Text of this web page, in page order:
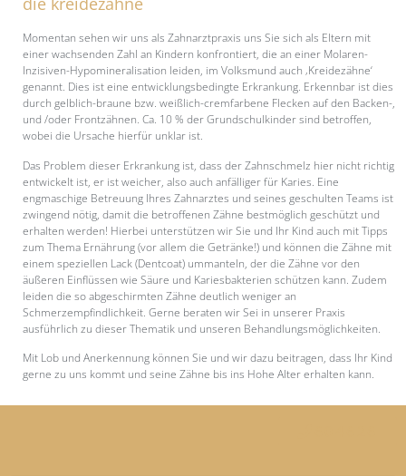
Momentan sehen wir uns als Zahnarztpraxis uns Sie sich als Eltern mit
einer wachsenden Zahl an Kindern konfrontiert, die an einer Molaren-
Inzisiven-Hypomineralisation leiden, im Volksmund auch ‚Kreidezähne‘
genannt. Dies ist eine entwicklungsbedingte Erkrankung. Erkennbar ist dies
durch gelblich-braune bzw. weißlich-cremfarbene Flecken auf den Backen-,
und /oder Frontzähnen. Ca. 10 % der Grundschulkinder sind betroffen,
wobei die Ursache hierfür unklar ist.
Das Problem dieser Erkrankung ist, dass der Zahnschmelz hier nicht richtig
entwickelt ist, er ist weicher, also auch anfälliger für Karies. Eine
engmaschige Betreuung Ihres Zahnarztes und seines geschulten Teams ist
zwingend nötig, damit die betroffenen Zähne bestmöglich geschützt und
erhalten werden! Hierbei unterstützen wir Sie und Ihr Kind auch mit Tipps
zum Thema Ernährung (vor allem die Getränke!) und können die Zähne mit
einem speziellen Lack (Dentcoat) ummanteln, der die Zähne vor den
äußeren Einflüssen wie Säure und Kariesbakterien schützen kann. Zudem
leiden die so abgeschirmten Zähne deutlich weniger an
Schmerzempfindlichkeit. Gerne beraten wir Sei in unserer Praxis
ausführlich zu dieser Thematik und unseren Behandlungsmöglichkeiten.
Mit Lob und Anerkennung können Sie und wir dazu beitragen, dass Ihr Kind
gerne zu uns kommt und seine Zähne bis ins Hohe Alter erhalten kann.